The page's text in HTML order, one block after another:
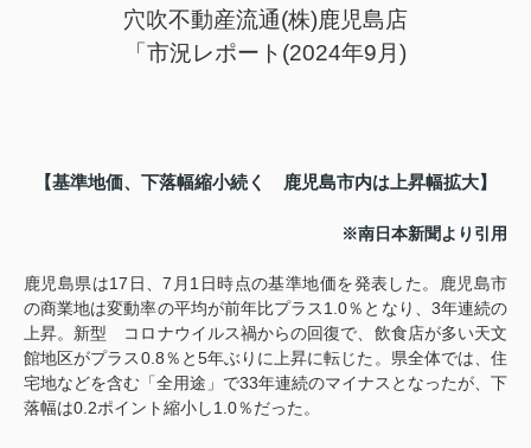
穴吹不動産流通(株)鹿児島店
「市況レポート (2024年9月 )
【基準地価、下落幅縮小続く 鹿児島市内は上昇幅拡大】
※南日本新聞より引用
鹿児島県は17 日、7 月 1 日時点の基準地価を発表した。鹿児島市
の商業地は変動率の平均が前年比プラス1.0％となり、 3年連続の
上昇。新型 コロナウイルス禍からの回復で、飲食店が多い天文
館地区がプラス0.8％と5年ぶりに上昇に転じた。県全体では、住
宅地などを含む「全用途」で33年連続のマイナスとなったが、下
落幅は0.2ポイント縮小し1.0％だった。